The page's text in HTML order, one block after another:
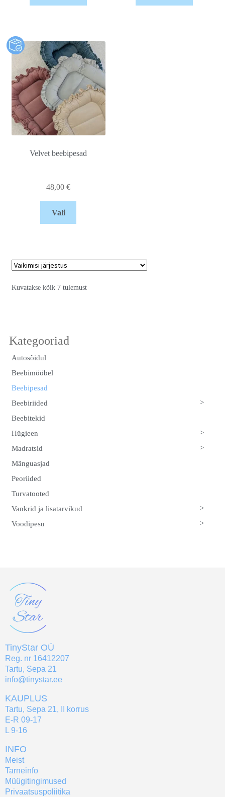
Velvet beebipesad
48,00€
Vali
Kuvatakse kõik 7 tulemust
Autosõidul
Beebimööbel
Beebipesad
>
Beebiriided
Beebitekid
>
Hügieen
>
Madratsid
Mänguasjad
Peoriided
Turvatooted
>
Vankrid ja lisatarvikud
>
Voodipesu
TinyStar OÜ
Reg. nr 16412207
Tartu, Sepa 21
info@tinystar.ee
KAUPLUS
Tartu, Sepa 21, II korrus
E-R 09-17
L 9-16
INFO
Meist
Tarneinfo
Müügitingimused
Privaatsuspoliitika